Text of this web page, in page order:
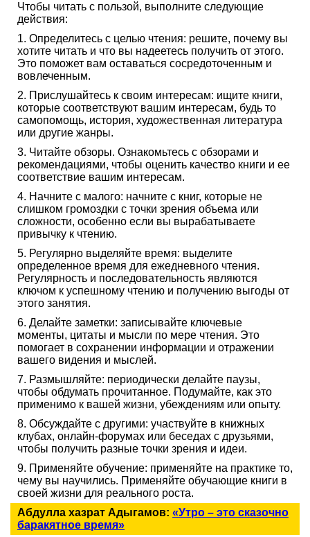
Чтобы читать с пользой, выполните следующие
действия:
1. Определитесь с целью чтения: решите, почему вы
хотите читать и что вы надеетесь получить от этого.
Это поможет вам оставаться сосредоточенным и
вовлеченным.
2. Прислушайтесь к своим интересам: ищите книги,
которые соответствуют вашим интересам, будь то
самопомощь, история, художественная литература
или другие жанры.
3. Читайте обзоры. Ознакомьтесь с обзорами и
рекомендациями, чтобы оценить качество книги и ее
соответствие вашим интересам.
4. Начните с малого: начните с книг, которые не
слишком громоздки с точки зрения объема или
сложности, особенно если вы вырабатываете
привычку к чтению.
5. Регулярно выделяйте время: выделите
определенное время для ежедневного чтения.
Регулярность и последовательность являются
ключом к успешному чтению и получению выгоды от
этого занятия.
6. Делайте заметки: записывайте ключевые
моменты, цитаты и мысли по мере чтения. Это
помогает в сохранении информации и отражении
вашего видения и мыслей.
7. Размышляйте: периодически делайте паузы,
чтобы обдумать прочитанное. Подумайте, как это
применимо к вашей жизни, убеждениям или опыту.
8. Обсуждайте с другими: участвуйте в книжных
клубах, онлайн-форумах или беседах с друзьями,
чтобы получить разные точки зрения и идеи.
9. Применяйте обучение: применяйте на практике то,
чему вы научились. Применяйте обучающие книги в
своей жизни для реального роста.
Абдулла хазрат Адыгамов: «Утро – это сказочно
баракятное время»